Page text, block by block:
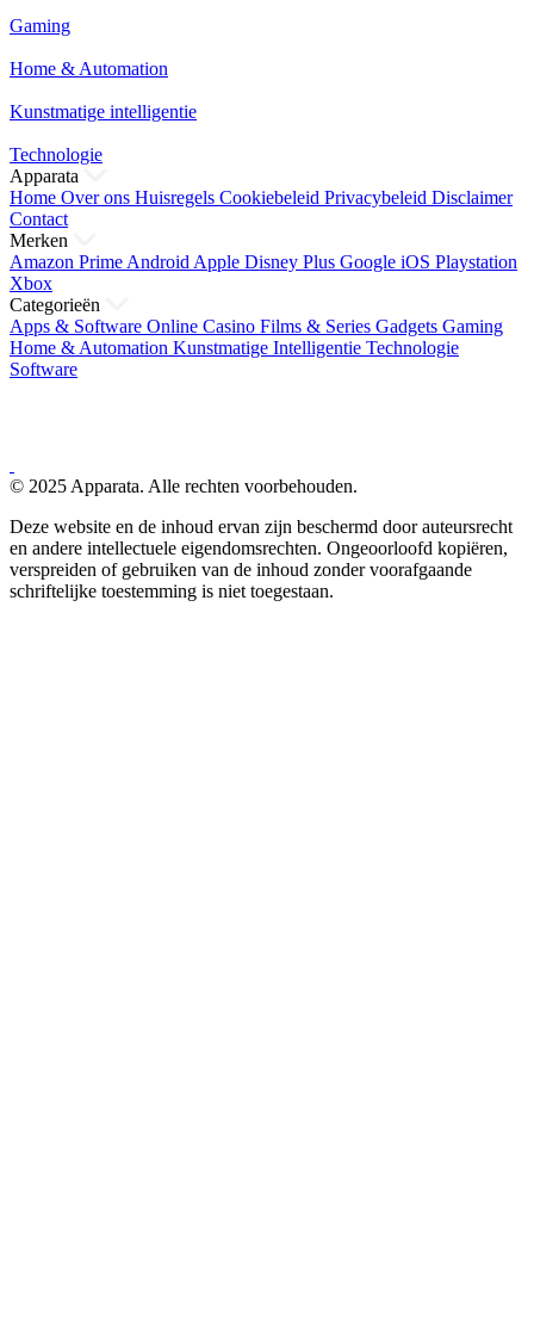
Gaming
Home & Automation
Kunstmatige intelligentie
Technologie
Apparata
Home Over ons Huisregels Cookiebeleid Privacybeleid Disclaimer
Contact
Merken
Amazon Prime Android Apple Disney Plus Google iOS Playstation
Xbox
Categorieën
Apps & Software Online Casino Films & Series Gadgets Gaming
Home & Automation Kunstmatige Intelligentie Technologie
Software
© 2025 Apparata. Alle rechten voorbehouden.
Deze website en de inhoud ervan zijn beschermd door auteursrecht
en andere intellectuele eigendomsrechten. Ongeoorloofd kopiëren,
verspreiden of gebruiken van de inhoud zonder voorafgaande
schriftelijke toestemming is niet toegestaan.